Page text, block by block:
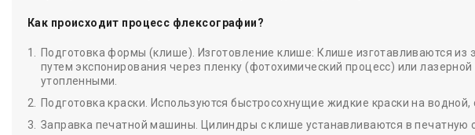
Как происходит процесс флексографии?
Подготовка формы (клише). Изготовление клише: Клише изготавливаются
путем экспонирования через пленку (фотохимический процесс) или
утопленными.
Подготовка краски. Используются быстросохнущие жидкие краски на водной,
Заправка печатной машины. Цилиндры с клише устанавливаются в печатную